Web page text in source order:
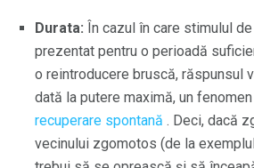
Durata: În cazul în care stimulul
prezentat pentru o perioadă
o reintroducere bruscă, răspunsul
dată la putere maximă, un
recuperare spontană . Deci, dacă
vecinului zgomotos (de la